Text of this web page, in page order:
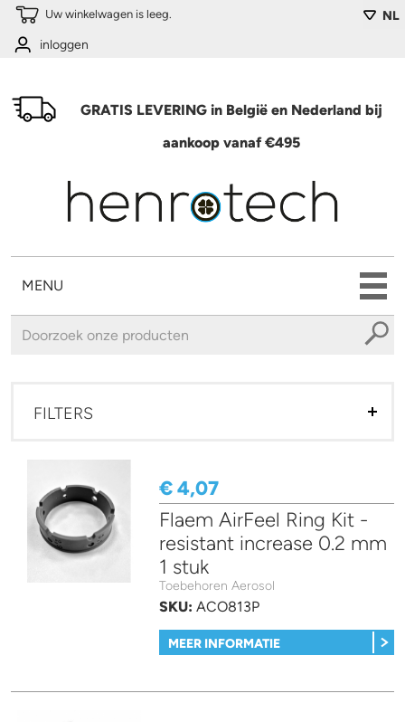
Overslaan en naar de algemene inhoud gaan NL
Uw winkelwagen is leeg.
inloggen
GRATIS LEVERING in België en Nederland bij
aankoop vanaf €495
MENU
FILTERS
€ 4,07
Flaem AirFeel Ring Kit -
resistant increase 0.2 mm
1 stuk
Toebehoren Aerosol
SKU:ACO813P
MEER INFORMATIE